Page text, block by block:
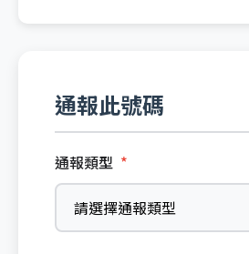
通報此號碼
通報類型 *